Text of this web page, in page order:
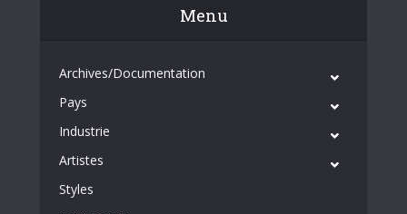
Menu
Archives/Documentation
Pays
Industrie
Artistes
Styles